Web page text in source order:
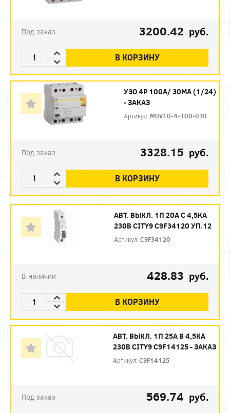
Под заказ 3200.42 руб.
В КОРЗИНУ
УЗО 4P 100А/ 30МА (1/24)
- ЗАКАЗ
Артикул: MDV10-4-100-030
Под заказ 3328.15 руб.
В КОРЗИНУ
АВТ. ВЫКЛ. 1П 20А С 4,5КА
230В CITY9 C9F34120 УП.12
Артикул:C9F34120
В наличии 428.83 руб.
В КОРЗИНУ
АВТ. ВЫКЛ. 1П 25А B 4,5КА
230В CITY9 C9F14125 - ЗАКАЗ
Артикул:C9F14125
Под заказ 569.74 руб.